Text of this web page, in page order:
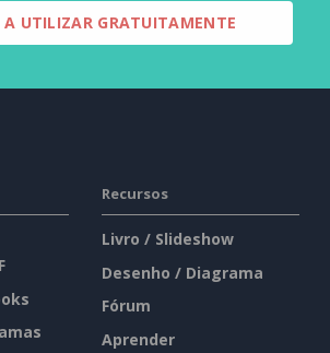
A UTILIZAR GRATUITAMENTE
Recursos
Livro / Slideshow
Desenho / Diagrama
Fórum
Aprender